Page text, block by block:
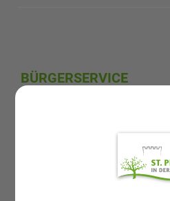
BÜRGERSERVICE
GemeindemitarbeiterInnen
Amtswege von A bis Z